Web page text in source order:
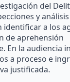
del
y
a los
de aprehensión
En la audiencia
a proceso e
justificada.